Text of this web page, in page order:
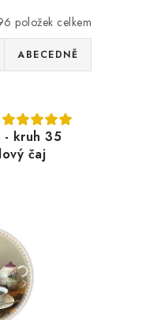
položek celkem
ABECEDNĚ
- kruh 35
čaj